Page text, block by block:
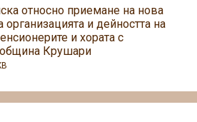
относно приемане на нова
и дейността на
и хората с
Крушари